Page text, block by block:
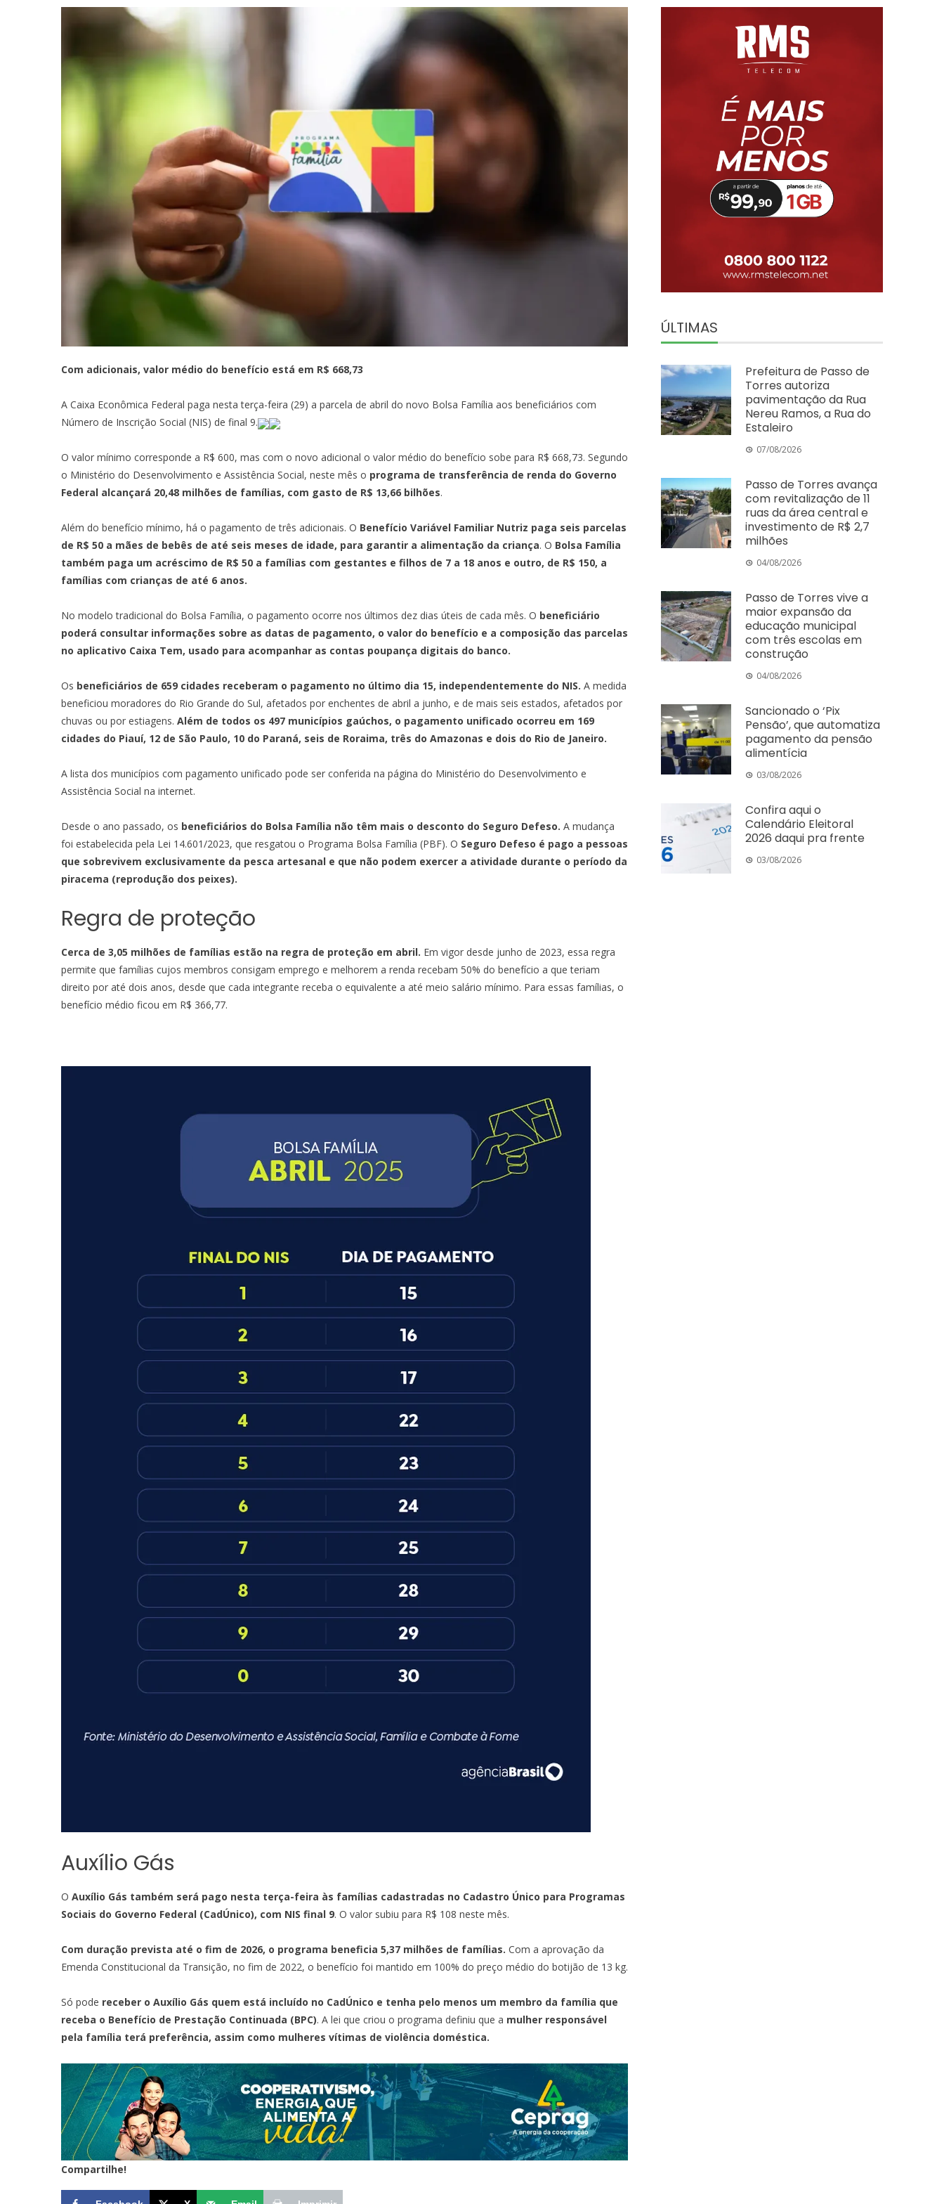
Com adicionais, valor médio do benefício está em R$ 668,73
A Caixa Econômica Federal paga nesta terça-feira (29) a parcela de abril do novo Bolsa Família aos beneficiários com
Número de Inscrição Social (NIS) de final 9.
O valor mínimo corresponde a R$ 600, mas com o novo adicional o valor médio do benefício sobe para R$ 668,73. Segundo
o Ministério do Desenvolvimento e Assistência Social, neste mês o programa de transferência de renda do Governo
Federal alcançará 20,48 milhões de famílias, com gasto de R$ 13,66 bilhões.
Além do benefício mínimo, há o pagamento de três adicionais. O Benefício Variável Familiar Nutriz paga seis parcelas
de R$ 50 a mães de bebês de até seis meses de idade, para garantir a alimentação da criança. O Bolsa Família
também paga um acréscimo de R$ 50 a famílias com gestantes e filhos de 7 a 18 anos e outro, de R$ 150, a
famílias com crianças de até 6 anos.
No modelo tradicional do Bolsa Família, o pagamento ocorre nos últimos dez dias úteis de cada mês. O beneficiário
poderá consultar informações sobre as datas de pagamento, o valor do benefício e a composição das parcelas
no aplicativo Caixa Tem, usado para acompanhar as contas poupança digitais do banco.
Os beneficiários de 659 cidades receberam o pagamento no último dia 15, independentemente do NIS. A medida
beneficiou moradores do Rio Grande do Sul, afetados por enchentes de abril a junho, e de mais seis estados, afetados por
chuvas ou por estiagens. Além de todos os 497 municípios gaúchos, o pagamento unificado ocorreu em 169
cidades do Piauí, 12 de São Paulo, 10 do Paraná, seis de Roraima, três do Amazonas e dois do Rio de Janeiro.
A lista dos municípios com pagamento unificado pode ser conferida na página do Ministério do Desenvolvimento e
Assistência Social na internet.
Desde o ano passado, os beneficiários do Bolsa Família não têm mais o desconto do Seguro Defeso. A mudança
foi estabelecida pela Lei 14.601/2023, que resgatou o Programa Bolsa Família (PBF). O Seguro Defeso é pago a pessoas
que sobrevivem exclusivamente da pesca artesanal e que não podem exercer a atividade durante o período da
piracema (reprodução dos peixes).
Regra de proteção
Cerca de 3,05 milhões de famílias estão na regra de proteção em abril. Em vigor desde junho de 2023, essa regra
permite que famílias cujos membros consigam emprego e melhorem a renda recebam 50% do benefício a que teriam
direito por até dois anos, desde que cada integrante receba o equivalente a até meio salário mínimo. Para essas famílias, o
benefício médio ficou em R$ 366,77.
Auxílio Gás
O Auxílio Gás também será pago nesta terça-feira às famílias cadastradas no Cadastro Único para Programas
Sociais do Governo Federal (CadÚnico), com NIS final 9. O valor subiu para R$ 108 neste mês.
Com duração prevista até o fim de 2026, o programa beneficia 5,37 milhões de famílias. Com a aprovação da
Emenda Constitucional da Transição, no fim de 2022, o benefício foi mantido em 100% do preço médio do botijão de 13 kg.
Só pode receber o Auxílio Gás quem está incluído no CadÚnico e tenha pelo menos um membro da família que
receba o Benefício de Prestação Continuada (BPC). A lei que criou o programa definiu que a mulher responsável
pela família terá preferência, assim como mulheres vítimas de violência doméstica.
Compartilhe!
ÚLTIMAS
Prefeitura de Passo de
Torres autoriza
pavimentação da Rua
Nereu Ramos, a Rua do
Estaleiro
07/08/2026
Passo de Torres avança
com revitalização de 11
ruas da área central e
investimento de R$ 2,7
milhões
04/08/2026
Passo de Torres vive a
maior expansão da
educação municipal
com três escolas em
construção
04/08/2026
Sancionado o ‘Pix
Pensão’, que automatiza
pagamento da pensão
alimentícia
03/08/2026
Confira aqui o
Calendário Eleitoral
2026 daqui pra frente
03/08/2026